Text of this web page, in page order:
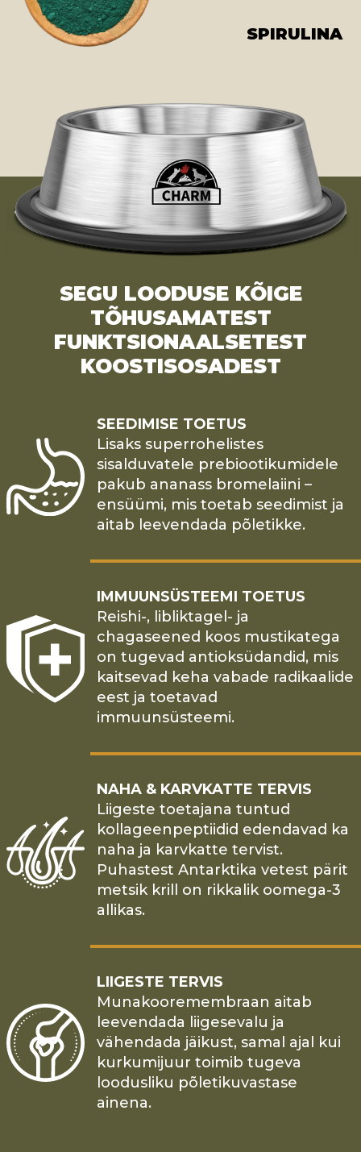
SPIRULINA
SEGU LOODUSE KÕIGE
TÕHUSAMATEST
FUNKTSIONAALSETEST
KOOSTISOSADEST
SEEDIMISE TOETUS
Lisaks superrohelistes
sisalduvatele prebiootikumidele
pakub ananass bromelaiini –
ensüümi, mis toetab seedimist ja
aitab leevendada põletikke.
IMMUUNSÜSTEEMI TOETUS
Reishi-, libliktagel- ja
chagaseened koos mustikatega
on tugevad antioksüdandid, mis
kaitsevad keha vabade radikaalide
eest ja toetavad
immuunsüsteemi.
NAHA & KARVKATTE TERVIS
Liigeste toetajana tuntud
kollageenpeptiidid edendavad ka
naha ja karvkatte tervist.
Puhastest Antarktika vetest pärit
metsik krill on rikkalik oomega-3
allikas.
LIIGESTE TERVIS
Munakooremembraan aitab
leevendada liigesevalu ja
vähendada jäikust, samal ajal kui
kurkumijuur toimib tugeva
loodusliku põletikuvastase
ainena.